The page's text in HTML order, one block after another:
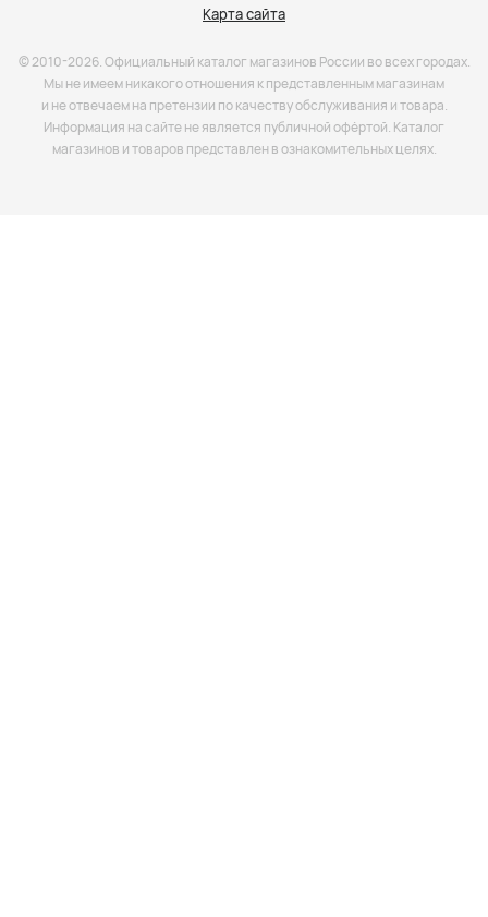
Карта сайта
© 2010-2026. Официальный каталог магазинов России во всех городах.
Мы не имеем никакого отношения к представленным магазинам
и не отвечаем на претензии по качеству обслуживания и товара.
Информация на сайте не является публичной офёртой. Каталог
магазинов и товаров представлен в ознакомительных целях.